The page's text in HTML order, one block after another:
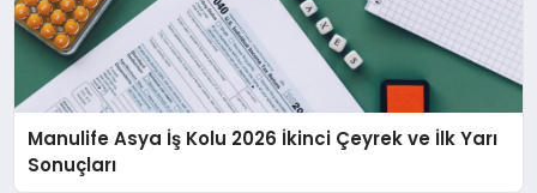
Manulife Asya İş Kolu 2026 İkinci Çeyrek ve İlk Yarı
Sonuçları